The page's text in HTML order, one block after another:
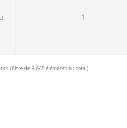
1
(filtré de 8,645 éléments au total)